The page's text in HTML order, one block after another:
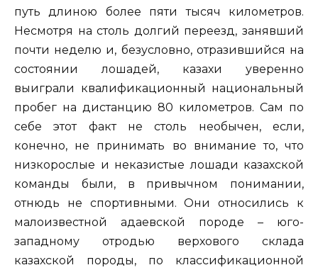
путь длиною более пяти тысяч километров.
Несмотря на столь долгий переезд, занявший
почти неделю и, безусловно, отразившийся на
состоянии лошадей, казахи уверенно
выиграли квалификационный национальный
пробег на дистанцию 80 километров. Сам по
себе этот факт не столь необычен, если,
конечно, не принимать во внимание то, что
низкорослые и неказистые лошади казахской
команды были, в привычном понимании,
отнюдь не спортивными. Они относились к
малоизвестной адаевской породе – юго-
западному отродью верхового склада
казахской породы, по классификационной